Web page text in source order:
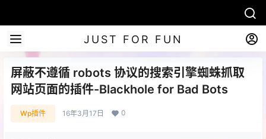
JUST FOR FUN
屏蔽不遵循 robots 协议的搜索引擎蜘蛛抓取
网站页面的插件-Blackhole for Bad Bots
Wp插件 16年3月17日 0